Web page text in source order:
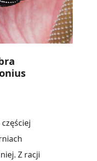
Z racji